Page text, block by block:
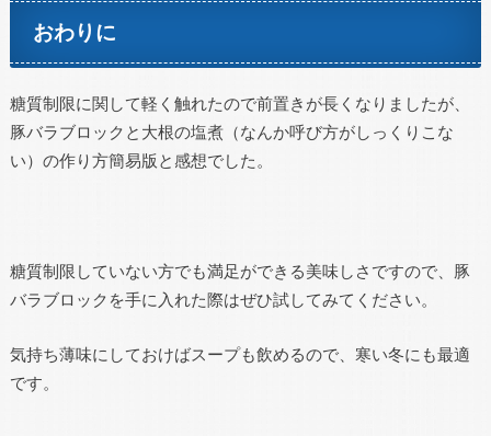
おわりに
糖質制限に関して軽く触れたので前置きが長くなりましたが、
豚バラブロックと大根の塩煮（なんか呼び方がしっくりこな
い）の作り方簡易版と感想でした。
糖質制限していない方でも満足ができる美味しさですので、豚
バラブロックを手に入れた際はぜひ試してみてください。
気持ち薄味にしておけばスープも飲めるので、寒い冬にも最適
です。